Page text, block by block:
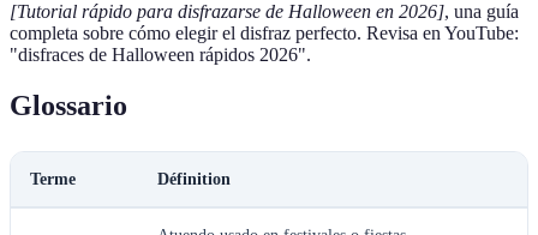
[Tutorial rápido para disfrazarse de Halloween en 2026], una guía
completa sobre cómo elegir el disfraz perfecto. Revisa en YouTube:
"disfraces de Halloween rápidos 2026".
Glossario
Terme Définition